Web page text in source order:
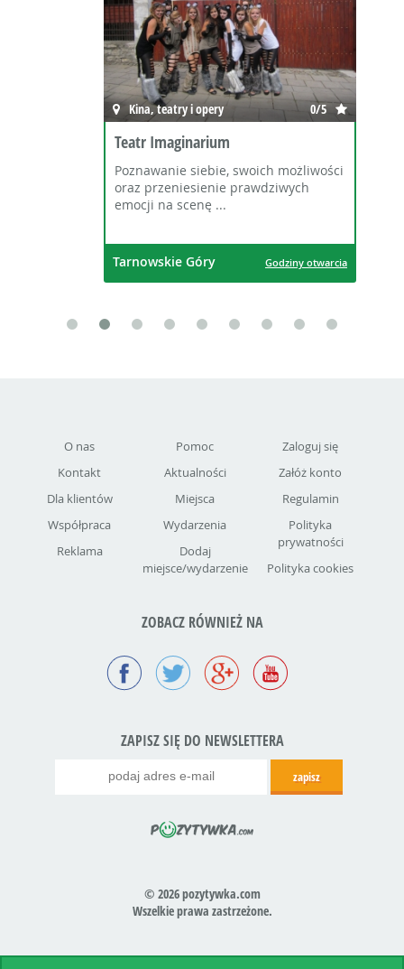
Kina, teatry i opery 0/5
Teatr Imaginarium
Poznawanie siebie, swoich możliwości
oraz przeniesienie prawdziwych
emocji na scenę ...
Tarnowskie Góry Godziny otwarcia
O nas
Kontakt
Dla klientów
Współpraca
Reklama
Pomoc
Aktualności
Miejsca
Wydarzenia
Dodaj
miejsce/wydarzenie
Zaloguj się
Załóż konto
Regulamin
Polityka
prywatności
Polityka cookies
ZOBACZ RÓWNIEŻ NA
ZAPISZ SIĘ DO NEWSLETTERA
© 2026 pozytywka.com
Wszelkie prawa zastrzeżone.